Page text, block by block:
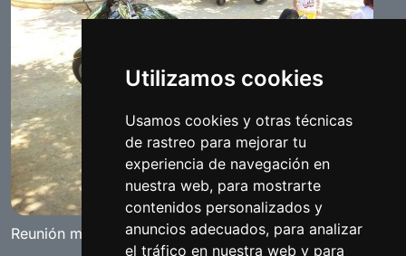
Utilizamos cookies
Usamos cookies y otras técnicas
de rastreo para mejorar tu
experiencia de navegación en
nuestra web, para mostrarte
contenidos personalizados y
anuncios adecuados, para analizar
el tráfico en nuestra web y para
Reunión motera de Benameji